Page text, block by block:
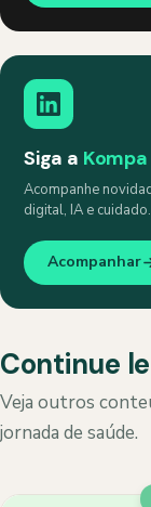
Siga a Kompa
Acompanhe
digital, IA e cuidado.
Acompanhar
Continue
Veja outros
jornada de saúde.